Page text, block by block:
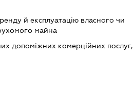
й експлуатацію власного чи
майна
допоміжних комерційних послуг,